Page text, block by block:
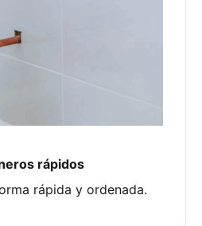
rápidos
rápida y ordenada.